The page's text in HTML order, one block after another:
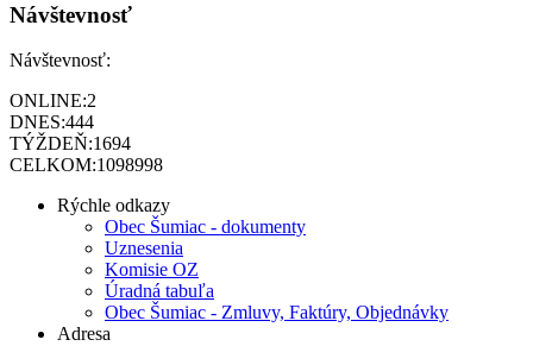
Návštevnosť
Návštevnosť:
ONLINE:2
DNES:444
TÝŽDEŇ:1694
CELKOM:1098998
Rýchle odkazy
Obec Šumiac - dokumenty
Uznesenia
Komisie OZ
Úradná tabuľa
Obec Šumiac - Zmluvy, Faktúry, Objednávky
Adresa